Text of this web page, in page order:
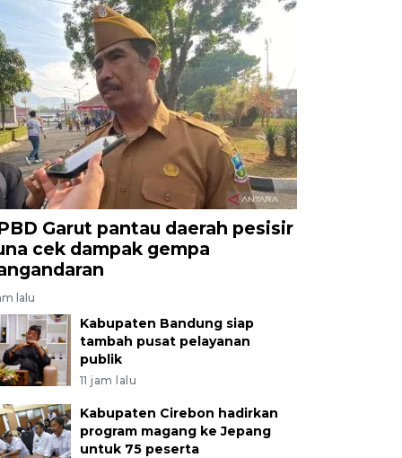
Garut pantau daerah pesisir
cek dampak gempa
lalu
Kabupaten Bandung siap
tambah pusat pelayanan
publik
11 jam lalu
Kabupaten Cirebon hadirkan
program magang ke Jepang
untuk 75 peserta